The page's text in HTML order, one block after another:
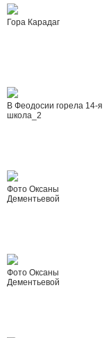
Гора Карадаг
В Феодосии горела 14-я
школа_2
Фото Оксаны
Дементьевой
Фото Оксаны
Дементьевой